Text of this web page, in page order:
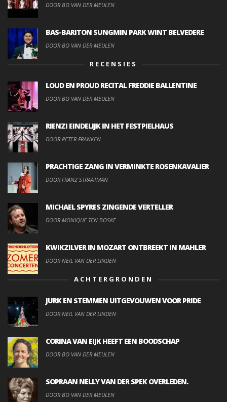
DOOR BO VAN DER MEULEN
BAS-BARITON SUNGMIN PARK WINT BELVEDERE
DOOR BO VAN DER MEULEN
RECENSIES
LOUD EN PROUD RECITAL FREDDIE BALLENTINE
DOOR BO VAN DER MEULEN
RIENZI EINDELIJK IN HET FESTPIELHAUS
DOOR PETER FRANKEN
PRACHTIGE ZANG IN VERMINKTE ROSENKAVALIER
DOOR FRANZ STRAATMAN
MICHAEL SPYRES ZINGENDE VERTELLER
DOOR MONIQUE TEN BOSKE
KWIKZILVER IN MOZART ONTBREEKT IN MAHLER
DOOR NEIL VAN DER LINDEN
ACHTERGRONDEN
JURK EN STEMMEN UITGEVOUWEN VOOR PRIDE
DOOR NEIL VAN DER LINDEN
CORINA VAN EIJK HEEFT EEN BOODSCHAP
DOOR BO VAN DER MEULEN
SOPRAAN NELLY VAN DER SPEK OVERLEDEN.
DOOR BO VAN DER MEULEN